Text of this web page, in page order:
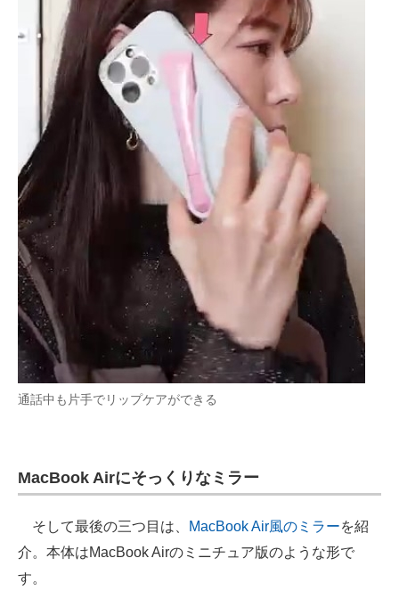
通話中も片手でリップケアができる
MacBook Airにそっくりなミラー
そして最後の三つ目は、 MacBook Air風のミラーを紹
介。本体はMacBook Airのミニチュア版のような形で
す。